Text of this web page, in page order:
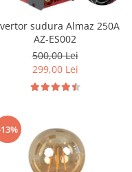
sudura Almaz 250A
AZ-ES002
500,00 Lei
299,00 Lei